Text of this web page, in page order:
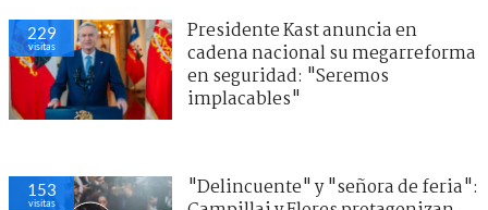
229
visitas
Presidente Kast anuncia en
cadena nacional su megarreforma
en seguridad: "Seremos
implacables"
153
visitas
"Delincuente" y "señora de feria":